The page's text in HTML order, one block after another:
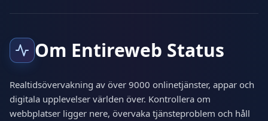
Om Entireweb Status
Realtidsövervakning av över 9000 onlinetjänster, appar och
digitala upplevelser världen över. Kontrollera om
webbplatser ligger nere, övervaka tjänsteproblem och håll